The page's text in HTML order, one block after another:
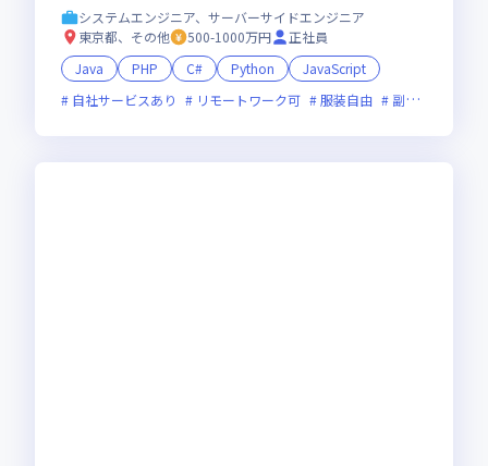
システムエンジニア、サーバーサイドエンジニア
東京都、その他
500-1000万円
正社員
Java
PHP C# Python
JavaScript
自社サービスあり
リモートワーク可 服装自由 副業可